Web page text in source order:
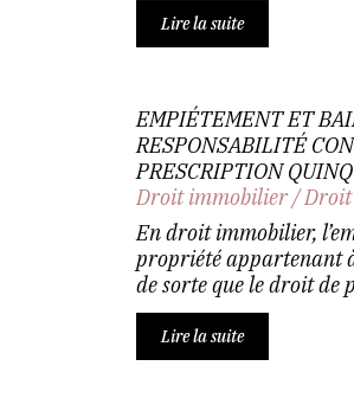
Lire la suite
EMPIÉTEMENT ET
RESPONSABILITÉ
PRESCRIPTION
Droit immobilier/Droit
En droit immobilier,
propriété appartenant
de sorte que le droit de
Lire la suite